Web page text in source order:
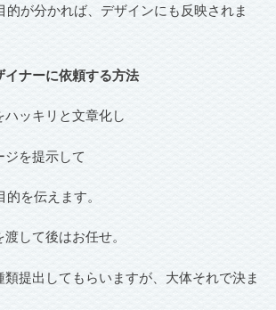
的が分かれば、デザインにも反映されま
ナーに依頼する方法
ッキリと文章化し
ジを提示して
を伝えます。
して後はお任せ。
提出してもらいますが、大体それで決ま